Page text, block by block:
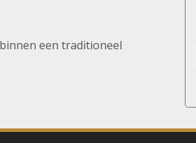
een traditioneel